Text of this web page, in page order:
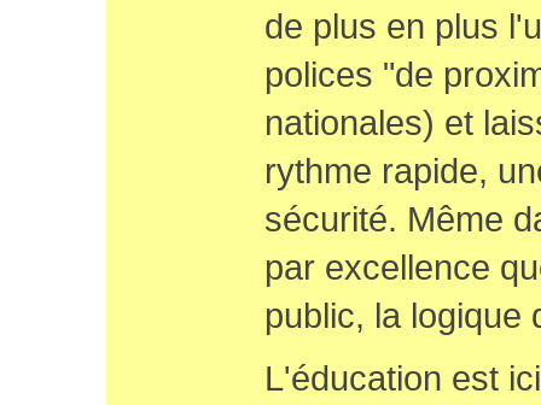
de plus en plus
polices "de
nationales) et
rythme rapide,
sécurité. Même
par excellence
public, la logique
L'éducation est